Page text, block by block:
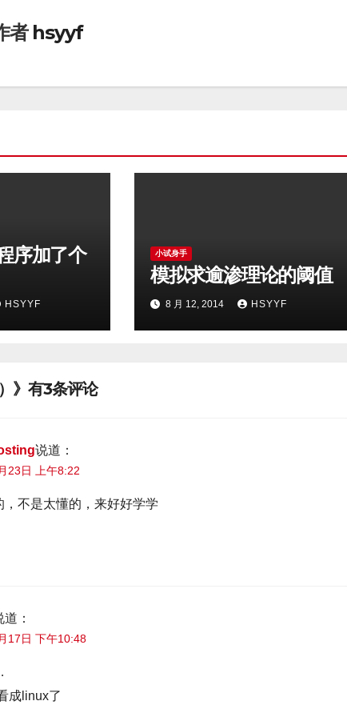
者 hsyyf
序加了个
HSYYF
小试身手
模拟求逾渗理论的阈值
8 月 12, 2014 HSYYF
》有3条评论
说道：
23日 上午8:22
，不是太懂的，来好好学学
道：
17日 下午10:48
成linux了